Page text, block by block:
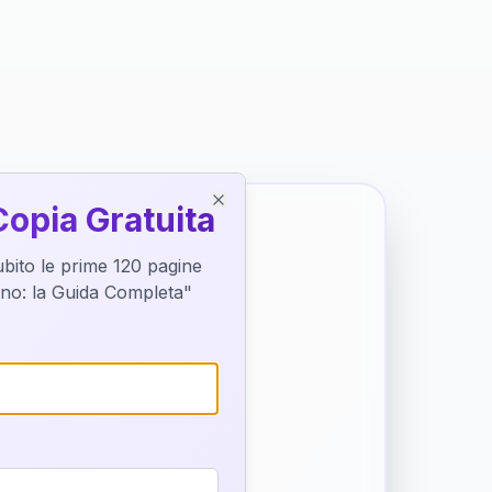
di
Gratuita
le prime 120 pagine
la Guida Completa"